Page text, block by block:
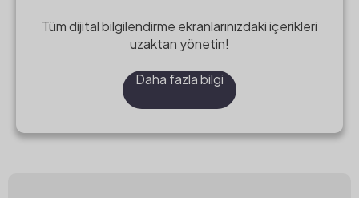
Tüm dijital bilgilendirme ekranlarınızdaki içerikleri
uzaktan yönetin!
Daha fazla bilgi